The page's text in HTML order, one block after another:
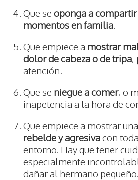
Que se oponga a
momentos en familia.
Que empiece a mostrar
dolor de cabeza o de tripa,
atención.
Que se niegue a comer, o
inapetencia a la hora de
Que empiece a mostrar una
rebelde y agresivacon
entorno. Hay que tener
especialmente
dañar al hermano pequeño.